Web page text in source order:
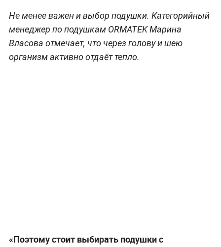
Не менее важен и выбор подушки. Категорийный
менеджер по подушкам ORMATEK Марина
Власова отмечает, что через голову и шею
организм активно отдаёт тепло.
«Поэтому стоит выбирать подушки с